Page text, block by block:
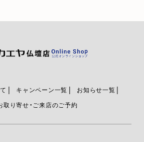
キャンペーン一覧
お知らせ一覧
取り寄せ・ご来店のご予約